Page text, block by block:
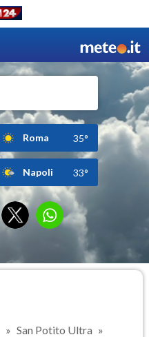
Roma 35°
Napoli 33°
San Potito Ultra